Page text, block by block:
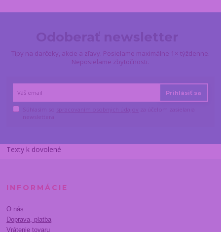
Tipy na darčeky, akcie a zľavy. Posielame maximálne 1× týždenne.
Neposielame zbytočnosti.
Prihlásiť sa
Texty k dovolené
INFORMÁCIE
O nás
Doprava, platba
Vrátenie tovaru